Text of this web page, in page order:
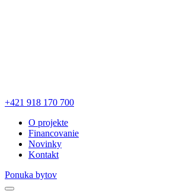
+421 918 170 700
O projekte
Financovanie
Novinky
Kontakt
Ponuka bytov